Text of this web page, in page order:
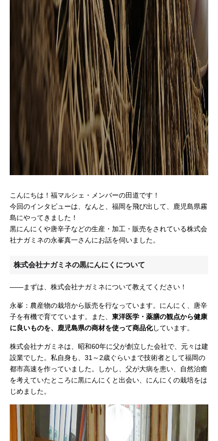
こんにちは！福マルシェ・メンバーの田道です！
今回のインタビューは、なんと、福岡を飛び出して、鹿児島県霧
島にやってきました！
黒にんにくや唐辛子などの生産・加工・販売をされている株式会
社ナガミネの永峯真一さんにお話を伺いました。
株式会社ナガミネの黒にんにくについて
——まずは、株式会社ナガミネについて教えてください！
永峯：農産物の栽培から販売を行なっています。にんにく、唐辛
子を有機で育てています。また、 東洋医学・薬膳の観点から健康
に良いものを、鹿児島県の商材を使って商品化しています。
株式会社ナガミネは、昭和60年に父が創立した会社で、元々は建
設業でした。私自身も、 31～2歳ぐらいまで技術者として福岡の
都市高速を作っていました。しかし、父が大病を患い、自然治癒
を考えていたところに黒にんにくと出会い、にんにくの栽培をは
じめました。